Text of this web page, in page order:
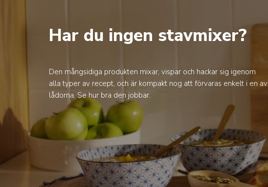
Har du ingen stavmixer?
Den mångsidiga produkten mixar, vispar och hackar sig igenom
alla typer av recept, och är kompakt nog att förvaras enkelt i en av
lådorna. Se hur bra den jobbar.